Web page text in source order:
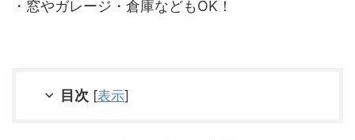
・窓やガレージ・倉庫などもOK！
目次 [表示]